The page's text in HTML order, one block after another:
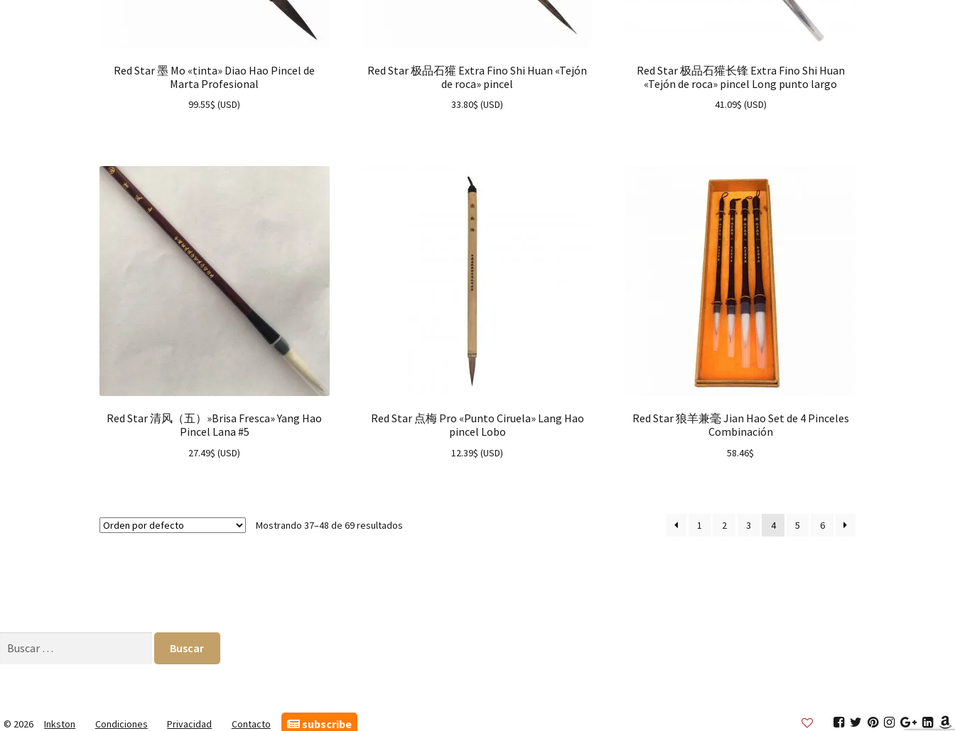
Red Star 墨 Mo «tinta» Diao Hao Pincel de
Marta Profesional
99.55$ (USD)
Red Star 极品石獾 Extra Fino Shi Huan «Tejón
de roca» pincel
33.80$ (USD)
Red Star 极品石獾长锋 Extra Fino Shi Huan
«Tejón de roca» pincel Long punto largo
41.09$ (USD)
Red Star 清风（五）»Brisa Fresca» Yang Hao
Pincel Lana #5
27.49$ (USD)
Red Star 点梅 Pro «Punto Ciruela» Lang Hao
pincel Lobo
12.39$ (USD)
Red Star 狼羊兼毫 Jian Hao Set de 4 Pinceles
Combinación
58.46$
Mostrando 37–48 de 69 resultados 1 2 3 4 5 6
© 2026 Inkston Condiciones Privacidad Contacto subscribe
InkstonInkston
Inkston
InkstonInkston